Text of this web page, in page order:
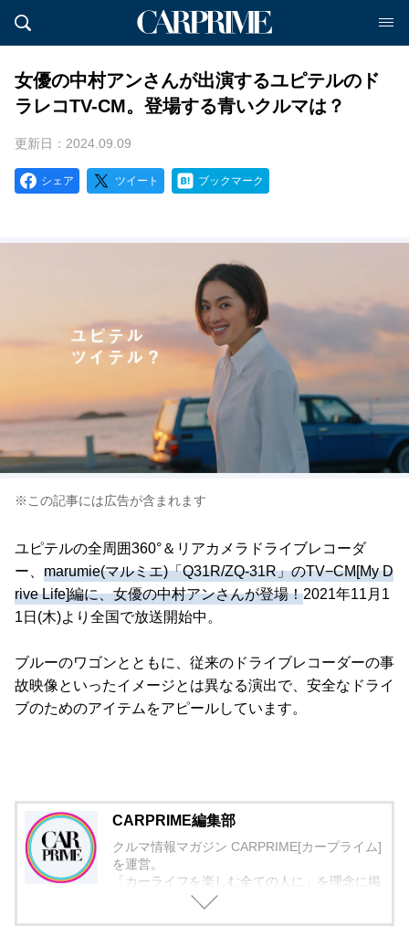
女優の中村アンさんが出演するユピテルのド
ラレコTV-CM。登場する青いクルマは？
更新日：2024.09.09
シェア ツイート ブックマーク
※この記事には広告が含まれます
ユピテルの全周囲360°＆リアカメラドライブレコーダ
ー、 marumie(マルミエ)「Q31R/ZQ-31R」のTV−CM[My D
rive Life]編に、女優の中村アンさんが登場！2021年11月1
1日(木)より全国で放送開始中。
ブルーのワゴンとともに、従来のドライブレコーダーの事
故映像といったイメージとは異なる演出で、安全なドライ
ブのためのアイテムをアピールしています。
CARPRIME編集部
クルマ情報マガジン CARPRIME[カープライム]
を運営。
「カーライフを楽しむ全ての人に」を理念に掲
げ、編集に取り組んでいます。